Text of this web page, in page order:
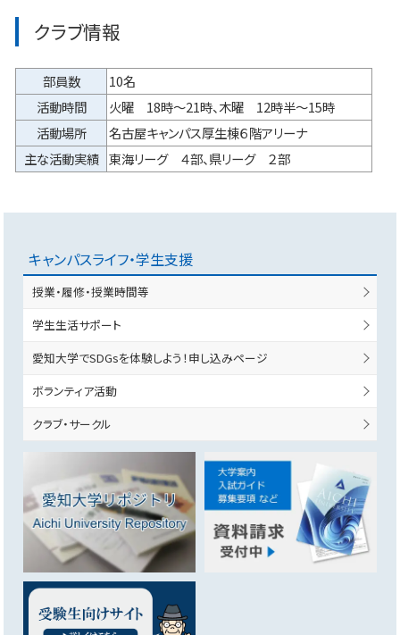
クラブ情報
部員数
10名
活動時間
火曜 18時～21時、木曜 12時半～15時
活動場所
名古屋キャンパス厚生棟６階アリーナ
主な活動実績 東海リーグ ４部、県リーグ ２部
キャンパスライフ・学生支援
授業・履修・授業時間等
学生生活サポート
愛知大学でSDGsを体験しよう！申し込みページ
ボランティア活動
クラブ・サークル